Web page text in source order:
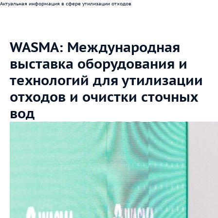
Актуальная информация в сфере утилизации отходов
WASMA: Международная
выставка оборудования и
технологий для утилизации
отходов и очистки сточных
вод